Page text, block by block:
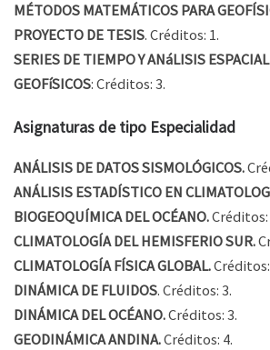
MÉTODOS MATEMÁTICOS PARA
PROYECTO DE TESIS. Créditos: 1.
SERIES DE TIEMPO Y ANáLISIS
GEOFíSICOS: Créditos: 3.
Asignaturas de tipo Especialidad
ANÁLISIS DE DATOS SISMOLÓGICOS.
ANÁLISIS ESTADÍSTICO EN
BIOGEOQUÍMICA DEL OCÉANO.Créditos:
CLIMATOLOGÍA DEL HEMISFERIO SUR.
CLIMATOLOGÍA FÍSICA GLOBAL.
DINÁMICA DE FLUIDOS. Créditos: 3.
DINÁMICA DEL OCÉANO.Créditos: 3.
GEODINÁMICA ANDINA.Créditos: 4.